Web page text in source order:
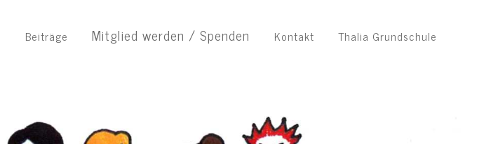
Beiträge Mitglied werden / Spenden Kontakt Thalia Grundschule